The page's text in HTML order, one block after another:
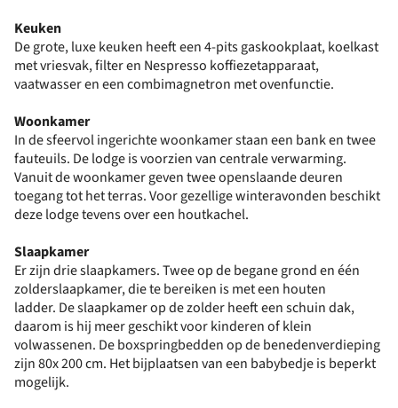
Keuken
De grote, luxe keuken heeft een 4-pits gaskookplaat, koelkast
met vriesvak, filter en Nespresso koffiezetapparaat,
vaatwasser en een combimagnetron met ovenfunctie.
Woonkamer
In de sfeervol ingerichte woonkamer staan een bank en twee
fauteuils. De lodge is voorzien van centrale verwarming.
Vanuit de woonkamer geven twee openslaande deuren
toegang tot het terras. Voor gezellige winteravonden beschikt
deze lodge tevens over een houtkachel.
Slaapkamer
Er zijn drie slaapkamers. Twee op de begane grond en één
zolderslaapkamer, die te bereiken is met een houten
ladder. De slaapkamer op de zolder heeft een schuin dak,
daarom is hij meer geschikt voor kinderen of klein
volwassenen. De boxspringbedden op de benedenverdieping
zijn 80x 200 cm. Het bijplaatsen van een babybedje is beperkt
mogelijk.